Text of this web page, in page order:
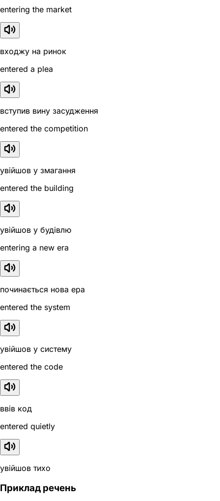
entering the market
входжу на ринок
entered a plea
вступив вину засудження
entered the competition
увійшов у змагання
entered the building
увійшов у будівлю
entering a new era
починається нова ера
entered the system
увійшов у систему
entered the code
ввів код
entered quietly
увійшов тихо
Приклад речень